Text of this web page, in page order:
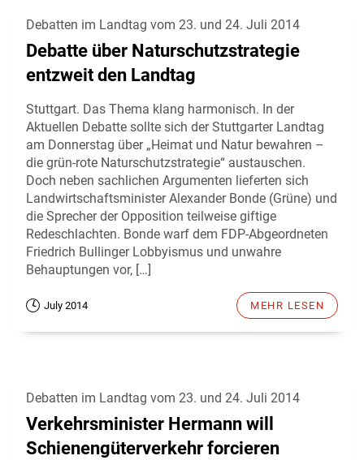
Debatten im Landtag vom 23. und 24. Juli 2014
Debatte über Naturschutzstrategie
entzweit den Landtag
Stuttgart. Das Thema klang harmonisch. In der
Aktuellen Debatte sollte sich der Stuttgarter Landtag
am Donnerstag über „Heimat und Natur bewahren –
die grün-rote Naturschutzstrategie“ austauschen.
Doch neben sachlichen Argumenten lieferten sich
Landwirtschaftsminister Alexander Bonde (Grüne) und
die Sprecher der Opposition teilweise giftige
Redeschlachten. Bonde warf dem FDP-Abgeordneten
Friedrich Bullinger Lobbyismus und unwahre
Behauptungen vor, […]
July 2014 MEHR LESEN
Debatten im Landtag vom 23. und 24. Juli 2014
Verkehrsminister Hermann will
Schienengüterverkehr forcieren